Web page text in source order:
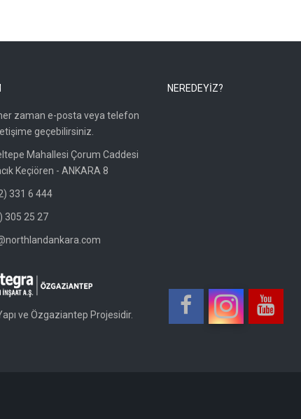
zaman e-posta veya telefon
geçebilirsiniz.
Mahallesi Çorum Caddesi
Keçiören - ANKARA 8
331 6 444
305 25 27
ve Özgaziantep Projesidir.
NEREDEYİZ?